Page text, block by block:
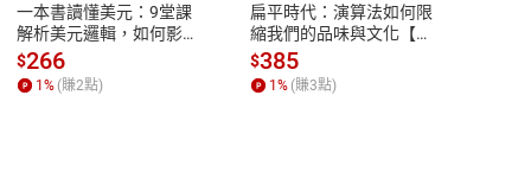
一本書讀懂美元：9堂課
解析美元邏輯，如何影響
全球經濟和每個人的投資
【電子書】
$266
1% (賺2點)
扁平時代：演算法如何限
縮我們的品味與文化【電
子書】
$385
1% (賺3點)